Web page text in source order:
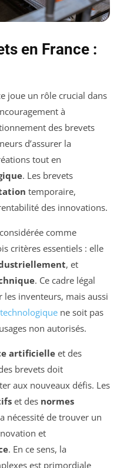
en France :
joue un rôle crucial dans
à
des brevets
d’assurer la
tout en
. Les brevets
temporaire,
des innovations.
comme
critères essentiels : elle
, et
. Ce cadre légal
inventeurs, mais aussi
technologique ne soit pas
non autorisés.
artificielle et des
brevets doit
aux nouveaux défis. Les
et des normes
nécessité de trouver un
et
. En ce sens, la
est primordiale